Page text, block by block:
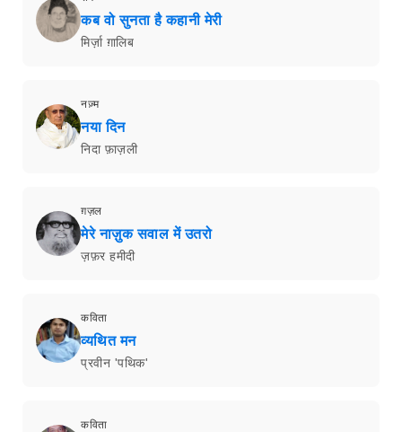
कब वो सुनता है कहानी मेरी
मिर्ज़ा ग़ालिब
नज़्म
नया दिन
निदा फ़ाज़ली
ग़ज़ल
मेरे नाज़ुक सवाल में उतरो
ज़फ़र हमीदी
कविता
व्यथित मन
प्रवीन 'पथिक'
कविता